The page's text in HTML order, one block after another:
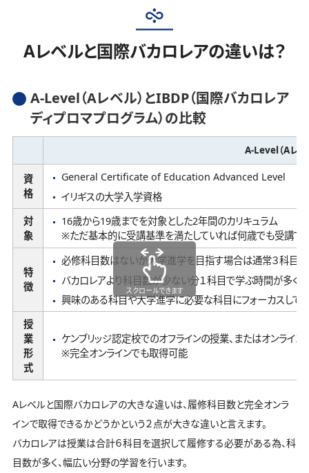
Aレベルと国際バカロレアの違いは？
A-Level（Aレベル）とIBDP（国際バカロレア
ディプロマプログラム）の比較
A-Level（Aレベ
資
格
General Certificate of Education Advanced Level
イリギスの大学入学資格
対
象
16歳から19歳までを対象とした2年間のカリキュラム
※ただ基本的に受講基準を満たしていれば何歳でも受講で
特
徴
必修科目数はないが大学進学を目指す場合は通常３科目
バカロレアより科目数が少ない分１科目で学ぶ時間が多く
興味のある科目や大学進学に必要な科目にフォーカスして
授
業
形
式
ケンブリッジ認定校でのオフラインの授業、またはオンライン
※完全オンラインでも取得可能
スクロールできます
Aレベルと国際バカロレアの大きな違いは、履修科目数と完全オンラ
インで取得できるかどうかという２点が大きな違いと言えます。
バカロレアは授業は合計６科目を選択して履修する必要がある為、科
目数が多く、幅広い分野の学習を行います。